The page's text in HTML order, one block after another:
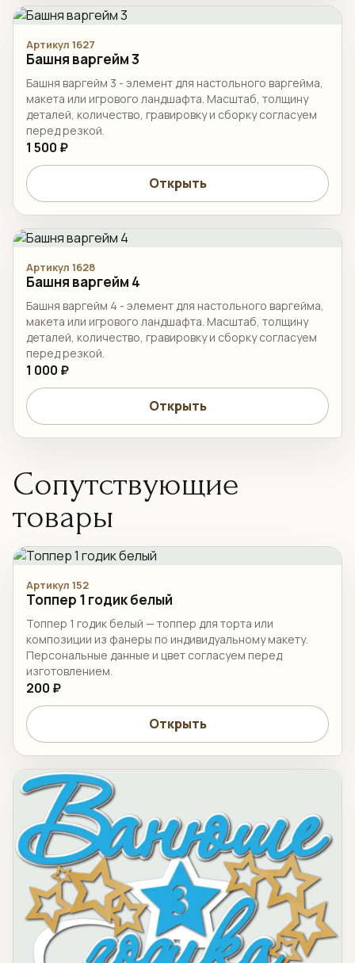
Артикул 1627
Башня варгейм 3
Башня варгейм 3 - элемент для настольного варгейма,
макета или игрового ландшафта. Масштаб, толщину
деталей, количество, гравировку и сборку согласуем
перед резкой.
1 500 ₽
Открыть
Артикул 1628
Башня варгейм 4
Башня варгейм 4 - элемент для настольного варгейма,
макета или игрового ландшафта. Масштаб, толщину
деталей, количество, гравировку и сборку согласуем
перед резкой.
1 000 ₽
Открыть
Сопутствующие
товары
Артикул 152
Топпер 1 годик белый
Топпер 1 годик белый — топпер для торта или
композиции из фанеры по индивидуальному макету.
Персональные данные и цвет согласуем перед
изготовлением.
200 ₽
Открыть